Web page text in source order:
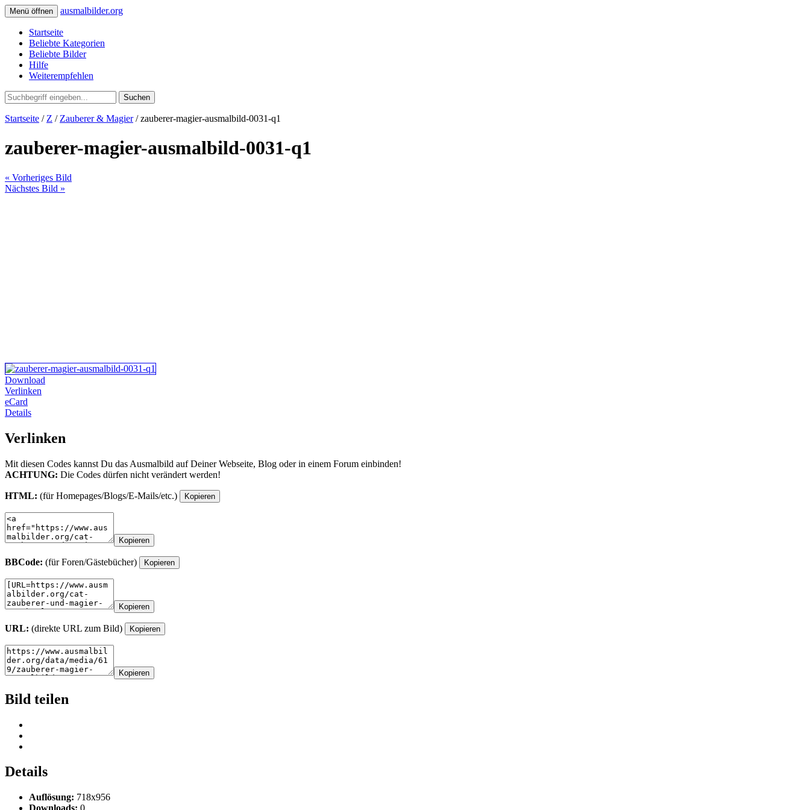
Menü öffnen ausmalbilder.org
Startseite
Beliebte Kategorien
Beliebte Bilder
Hilfe
Weiterempfehlen
Suchen
Startseite / Z / Zauberer & Magier/ zauberer-magier-ausmalbild-0031-q1
zauberer-magier-ausmalbild-0031-q1
« Vorheriges Bild
Nächstes Bild »
Download
Verlinken
eCard
Details
Verlinken
Mit diesen Codes kannst Du das Ausmalbild auf Deiner Webseite, Blog oder in einem Forum einbinden!
ACHTUNG: Die Codes dürfen nicht verändert werden!
HTML: (für Homepages/Blogs/E-Mails/etc.) Kopieren
Kopieren
BBCode: (für Foren/Gästebücher) Kopieren
Kopieren
URL: (direkte URL zum Bild) Kopieren
Kopieren
Bild teilen
Details
Auflösung: 718x956